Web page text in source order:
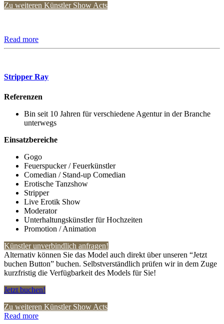
Zu weiteren Künstler Show Acts
Read more
Stripper Ray
Referenzen
Bin seit 10 Jahren für verschiedene Agentur in der Branche
unterwegs
Einsatzbereiche
Gogo
Feuerspucker / Feuerkünstler
Comedian / Stand-up Comedian
Erotische Tanzshow
Stripper
Live Erotik Show
Moderator
Unterhaltungskünstler für Hochzeiten
Promotion / Animation
Künstler unverbindlich anfragen!
Alternativ können Sie das Model auch direkt über unseren “Jetzt
buchen Button” buchen. Selbstverständlich prüfen wir in dem Zuge
kurzfristig die Verfügbarkeit des Models für Sie!
Jetzt buchen!
Zu weiteren Künstler Show Acts
Read more